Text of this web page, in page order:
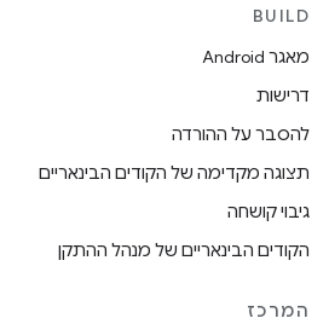
BUILD
מאגר Android
דרישות
להסבר על ההורדה
תצוגה מקדימה של הקודים הבינאריים
גיבוי קושחה
הקודים הבינאריים של מנהל ההתקן
המרכז